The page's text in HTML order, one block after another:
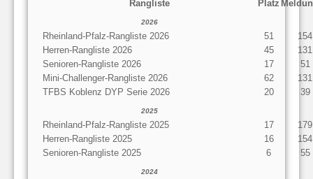
Rangliste
Platz
2026
Rheinland-Pfalz-Rangliste 2026 51
154
Herren-Rangliste 2026
45
131
Senioren-Rangliste 2026
17
51
Mini-Challenger-Rangliste 2026
62
131
TFBS Koblenz DYP Serie 2026
20 39
2025
Rheinland-Pfalz-Rangliste 2025 17
179
Herren-Rangliste 2025
16
154
Senioren-Rangliste 2025
6 55
2024